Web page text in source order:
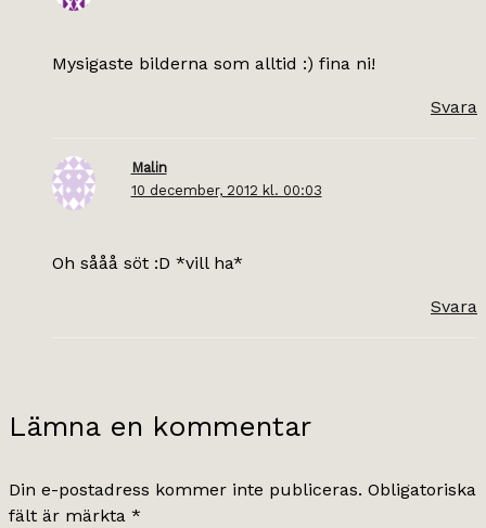
Mysigaste bilderna som alltid :) fina ni!
Svara
Malin
10 december, 2012 kl. 00:03
Oh sååå söt :D *vill ha*
Svara
Lämna en kommentar
Din e-postadress kommer inte publiceras. Obligatoriska
fält är märkta *